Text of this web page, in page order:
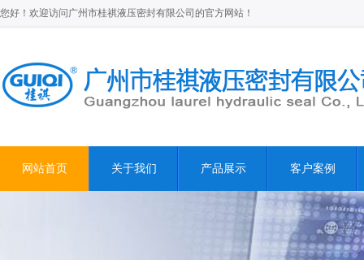
您好！欢迎访问广州市桂祺液压密封有限公司的官方网站！
网站首页 关于我们 产品展示 客户案例